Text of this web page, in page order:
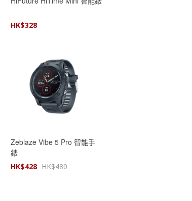
HK$328
Zeblaze Vibe 5 Pro 智能手
錶
HK$428 HK$480